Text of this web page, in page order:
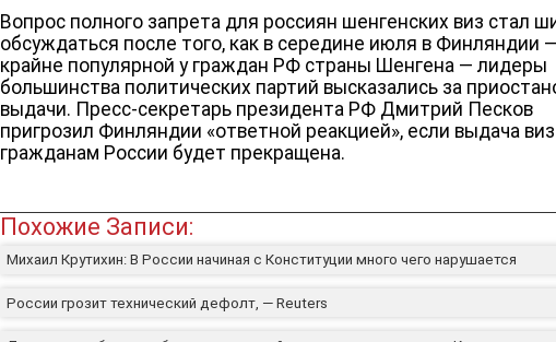
Вопрос полного запрета для россиян шенгенских виз стал
обсуждаться после того, как в середине июля в Финляндии —
крайне популярной у граждан РФ страны Шенгена — лидеры
большинства политических партий высказались за
выдачи. Пресс-секретарь президента РФ Дмитрий Песков
пригрозил Финляндии «ответной реакцией», если выдача виз
гражданам России будет прекращена.
Похожие Записи:
Михаил Крутихин: В России начиная с Конституции много чего нарушается
России грозит технический дефолт, — Reuters